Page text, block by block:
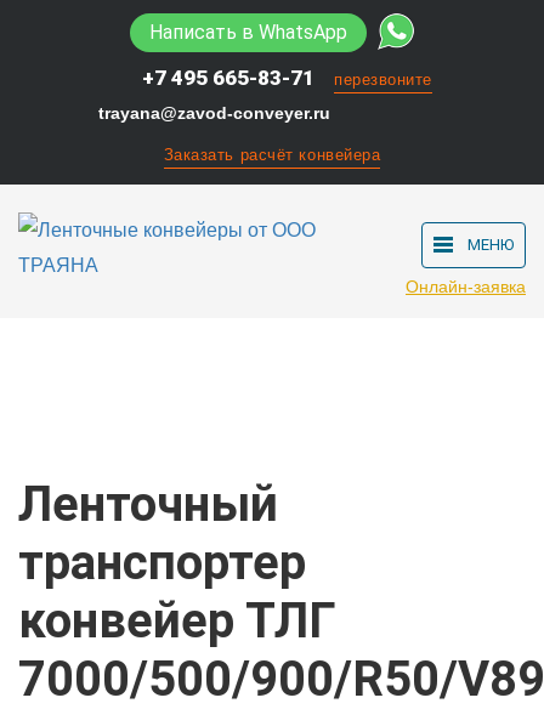
Написать в WhatsApp
+7 495 665-83-71 перезвоните
trayana@zavod-conveyer.ru
Заказать расчёт конвейера
МЕНЮ
Онлайн-заявка
Ленточный
транспортер
конвейер ТЛГ
7000/500/900/R50/V89